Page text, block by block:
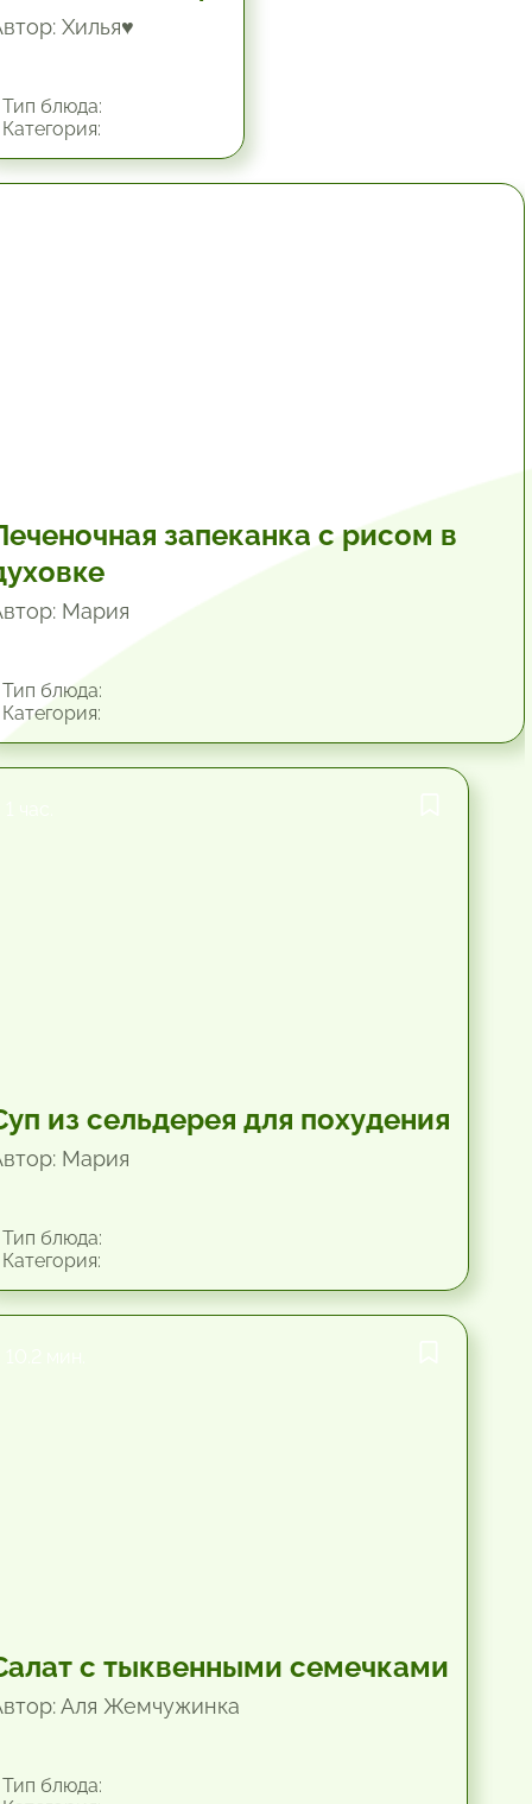
Хилья♥
блюда:
запеканка с рисом в
Мария
блюда:
из сельдерея для похудения
Мария
блюда:
с тыквенными семечками
Аля Жемчужинка
блюда: